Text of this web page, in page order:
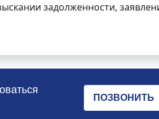
задолженности,